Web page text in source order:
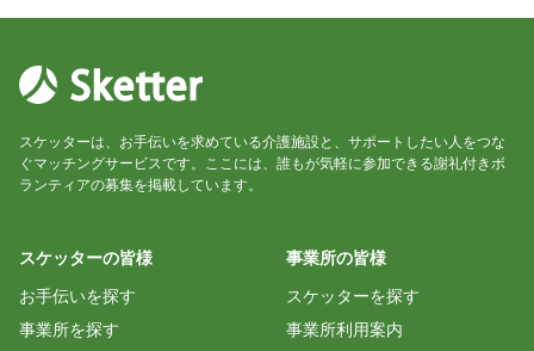
スケッターは、お手伝いを求めている介護施設と、サポートしたい人をつな
ぐマッチングサービスです。ここには、誰もが気軽に参加できる謝礼付きボ
ランティアの募集を掲載しています。
スケッターの皆様
お手伝いを探す
事業所を探す
事業所の皆様
スケッターを探す
事業所利用案内